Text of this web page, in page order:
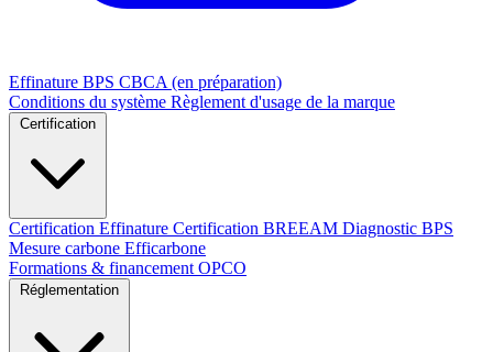
Effinature BPS CBCA (en préparation)
Conditions du système Règlement d'usage de la marque
Certification
Certification Effinature Certification BREEAM Diagnostic BPS
Mesure carbone Efficarbone
Formations & financement OPCO
Réglementation